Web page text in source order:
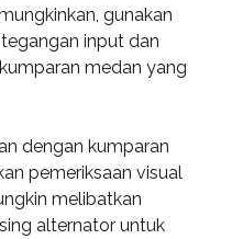
gunakan
input dan
medan yang
dengan kumparan
pemeriksaan visual
melibatkan
alternator untuk